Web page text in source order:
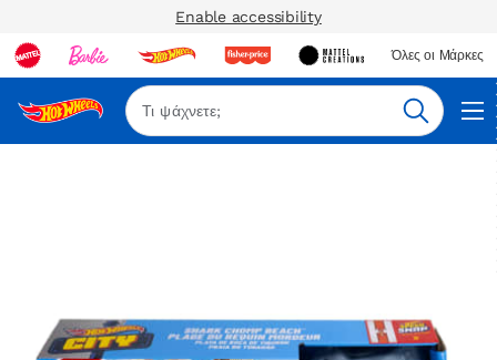
Enable accessibility
Όλες οι Μάρκες